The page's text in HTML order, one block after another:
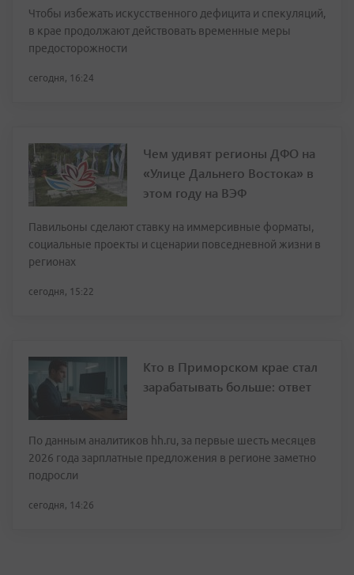
Чтобы избежать искусственного дефицита и спекуляций,
в крае продолжают действовать временные меры
предосторожности
сегодня, 16:24
Чем удивят регионы ДФО на
«Улице Дальнего Востока» в
этом году на ВЭФ
Павильоны сделают ставку на иммерсивные форматы,
социальные проекты и сценарии повседневной жизни в
регионах
сегодня, 15:22
Кто в Приморском крае стал
зарабатывать больше: ответ
По данным аналитиков hh.ru, за первые шесть месяцев
2026 года зарплатные предложения в регионе заметно
подросли
сегодня, 14:26